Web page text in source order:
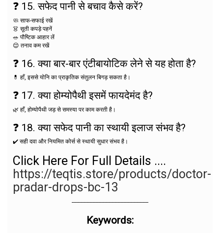
❓ 15. सफेद पानी से बचाव कैसे करें?
🧼 साफ-सफाई रखें
👗 सूती कपड़े पहनें
🥗 पौष्टिक आहार लें
😌 तनाव कम रखें
❓ 16. क्या बार-बार एंटीबायोटिक लेने से यह होता है?
💊 हाँ, इससे योनि का प्राकृतिक संतुलन बिगड़ सकता है।
❓ 17. क्या होम्योपैथी इसमें फायदेमंद है?
🌿 हाँ, होम्योपैथी जड़ से समस्या पर काम करती है।
❓ 18. क्या सफेद पानी का स्थायी इलाज संभव है?
✔️ सही दवा और नियमित कोर्स से स्थायी सुधार संभव है।
Click Here For Full Details ....
https://teqtis.store/products/doctor-
pradar-drops-bc-13
----------------------------------------------------
Keywords: